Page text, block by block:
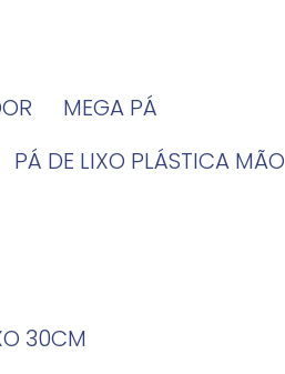
MEGA PÁ
PÁ DE LIXO PLÁSTICA MÃO
30CM